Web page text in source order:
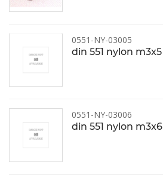
0551-NY-03005
din 551 nylon m3x5
0551-NY-03006
din 551 nylon m3x6